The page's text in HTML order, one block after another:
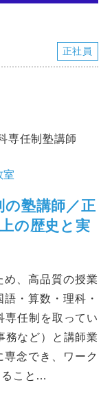
正社員
専任制塾講師
塾講師／正
の歴史と実
、高品質の授業
・算数・理科・
専任制を取ってい
務など）と講師業
念でき、ワーク
ること…